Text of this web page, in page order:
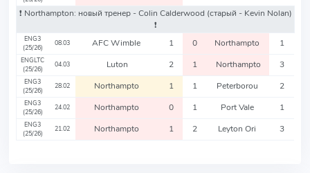
❗️ Northampton: новый тренер - Colin Calderwood (старый - Kevin Nolan)
❗️
ENG3
(25/26)
08.03 AFC Wimble 1 0 Northampto 1
ENGLTC
(25/26)
04.03 Luton 2 1 Northampto 3
ENG3
(25/26)
28.02 Northampto 1 1 Peterborou 2
ENG3
(25/26)
24.02 Northampto 0 1 Port Vale 1
ENG3
(25/26)
21.02 Northampto 1 2 Leyton Ori 3